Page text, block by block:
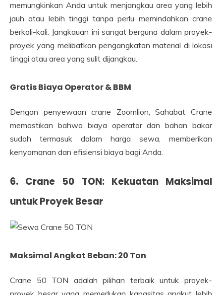
memungkinkan Anda untuk menjangkau area yang lebih
jauh atau lebih tinggi tanpa perlu memindahkan crane
berkali-kali. Jangkauan ini sangat berguna dalam proyek-
proyek yang melibatkan pengangkatan material di lokasi
tinggi atau area yang sulit dijangkau.
Gratis Biaya Operator & BBM
Dengan penyewaan crane Zoomlion, Sahabat Crane
memastikan bahwa biaya operator dan bahan bakar
sudah termasuk dalam harga sewa, memberikan
kenyamanan dan efisiensi biaya bagi Anda.
6. Crane 50 TON: Kekuatan Maksimal
untuk Proyek Besar
Maksimal Angkat Beban: 20 Ton
Crane 50 TON adalah pilihan terbaik untuk proyek-